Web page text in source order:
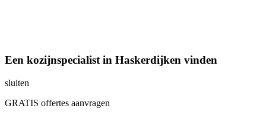
Een kozijnspecialist in Haskerdijken vinden
sluiten
GRATIS offertes aanvragen